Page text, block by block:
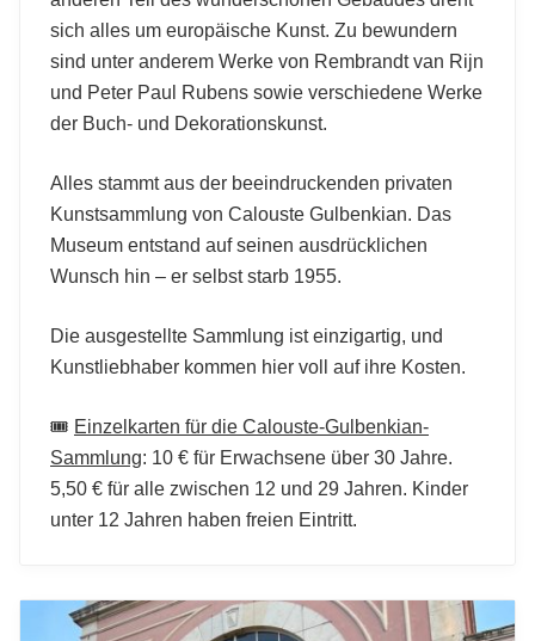
sich alles um europäische Kunst. Zu bewundern
sind unter anderem Werke von Rembrandt van Rijn
und Peter Paul Rubens sowie verschiedene Werke
der Buch- und Dekorationskunst.
Alles stammt aus der beeindruckenden privaten
Kunstsammlung von Calouste Gulbenkian. Das
Museum entstand auf seinen ausdrücklichen
Wunsch hin – er selbst starb 1955.
Die ausgestellte Sammlung ist einzigartig, und
Kunstliebhaber kommen hier voll auf ihre Kosten.
🎟️ Einzelkarten für die Calouste-Gulbenkian-
Sammlung: 10 € für Erwachsene über 30 Jahre.
5,50 € für alle zwischen 12 und 29 Jahren. Kinder
unter 12 Jahren haben freien Eintritt.